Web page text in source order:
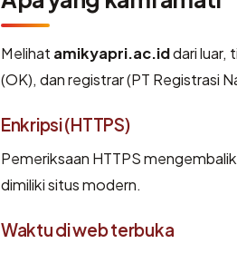
Melihat amikyapri.ac.iddari luar,
(OK), dan registrar (PT Registrasi
Enkripsi (HTTPS)
Pemeriksaan HTTPS
dimiliki situs modern.
Waktu di web terbuka